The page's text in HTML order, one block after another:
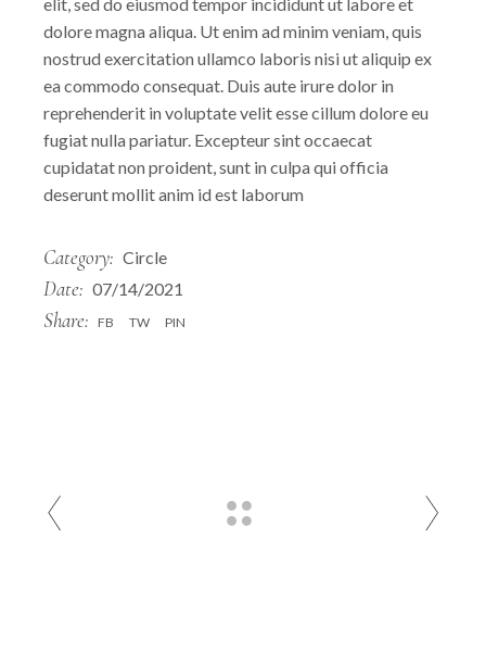
dolore magna aliqua. Ut enim ad minim veniam, quis
nostrud exercitation ullamco laboris nisi ut aliquip ex
ea commodo consequat. Duis aute irure dolor in
reprehenderit in voluptate velit esse cillum dolore eu
fugiat nulla pariatur. Excepteur sint occaecat
cupidatat non proident, sunt in culpa qui officia
deserunt mollit anim id est laborum
Category: Circle
Date: 07/14/2021
Share: FB TW PIN